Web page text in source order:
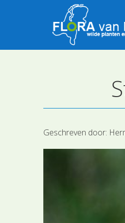
Geschreven door: